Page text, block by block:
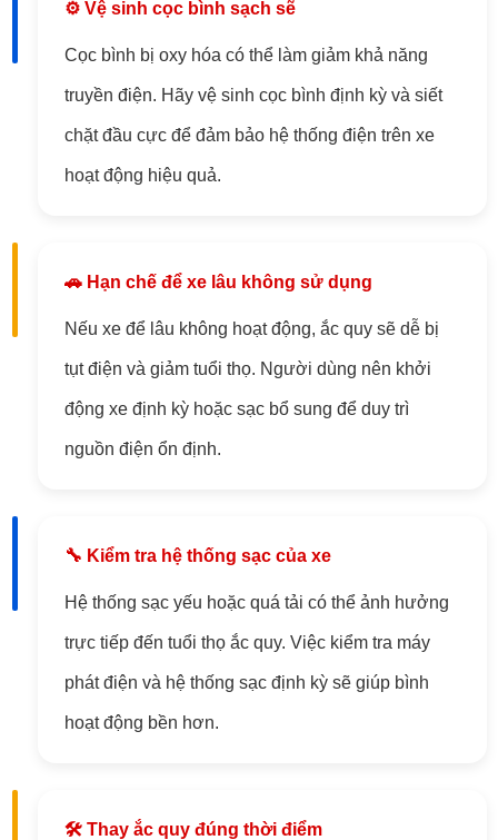
⚙️ Vệ sinh cọc bình sạch sẽ
Cọc bình bị oxy hóa có thể làm giảm khả năng
truyền điện. Hãy vệ sinh cọc bình định kỳ và siết
chặt đầu cực để đảm bảo hệ thống điện trên xe
hoạt động hiệu quả.
🚗 Hạn chế để xe lâu không sử dụng
Nếu xe để lâu không hoạt động, ắc quy sẽ dễ bị
tụt điện và giảm tuổi thọ. Người dùng nên khởi
động xe định kỳ hoặc sạc bổ sung để duy trì
nguồn điện ổn định.
🔧 Kiểm tra hệ thống sạc của xe
Hệ thống sạc yếu hoặc quá tải có thể ảnh hưởng
trực tiếp đến tuổi thọ ắc quy. Việc kiểm tra máy
phát điện và hệ thống sạc định kỳ sẽ giúp bình
hoạt động bền hơn.
🛠️ Thay ắc quy đúng thời điểm